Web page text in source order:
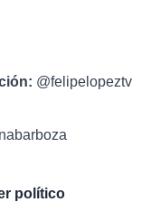
@felipelopeztv
político